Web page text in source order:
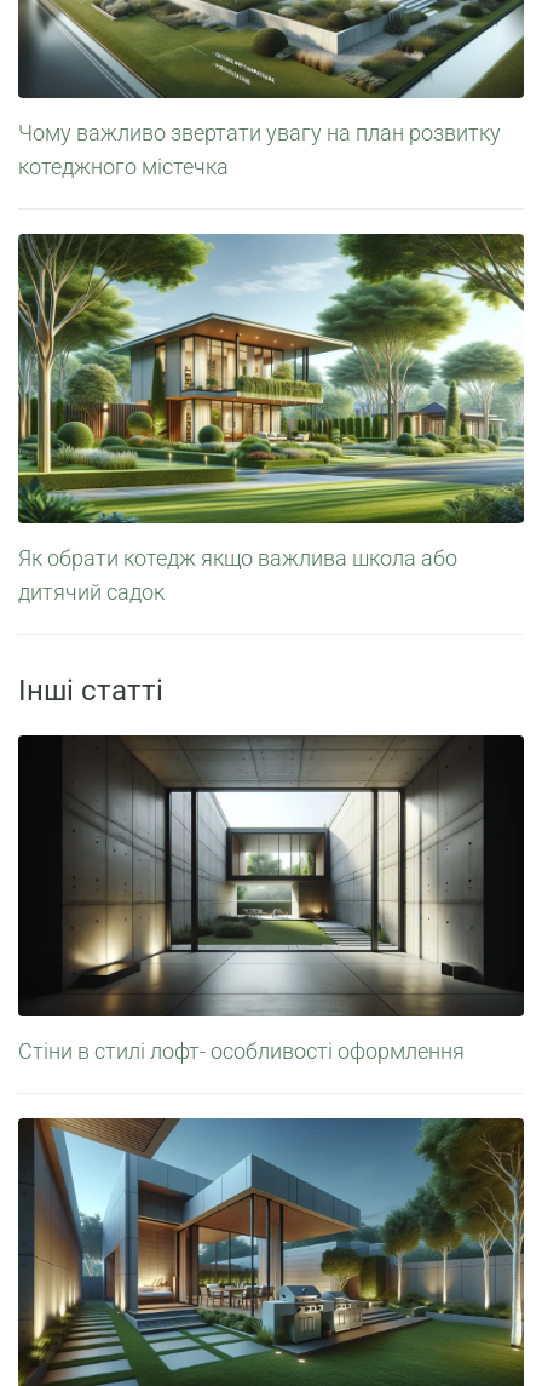
Чому важливо звертати увагу на план розвитку
котеджного містечка
Як обрати котедж якщо важлива школа або
дитячий садок
Інші статті
Стіни в стилі лофт- особливості оформлення